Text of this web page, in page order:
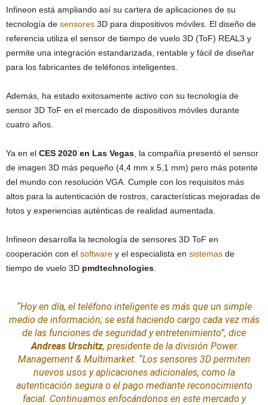
Infineon está ampliando así su cartera de aplicaciones de su
tecnología de sensores 3D para dispositivos móviles. El diseño de
referencia utiliza el sensor de tiempo de vuelo 3D (ToF) REAL3 y
permite una integración estandarizada, rentable y fácil de diseñar
para los fabricantes de teléfonos inteligentes.
Además, ha estado exitosamente activo con su tecnología de
sensor 3D ToF en el mercado de dispositivos móviles durante
cuatro años.
Ya en el CES 2020 en Las Vegas , la compañía presentó el sensor
de imagen 3D más pequeño (4,4 mm x 5,1 mm) pero más potente
del mundo con resolución VGA. Cumple con los requisitos más
altos para la autenticación de rostros, características mejoradas de
fotos y experiencias auténticas de realidad aumentada.
Infineon desarrolla la tecnología de sensores 3D ToF en
cooperación con el software y el especialista en sistemas de
tiempo de vuelo 3D pmdtechnologies
“Hoy en día, el teléfono inteligente es más que un simple
medio de información; se está haciendo cargo cada vez más
de las funciones de seguridad y entretenimiento”, dice
Andreas Urschitz, presidente de la división Power
Management & Multimarket. “Los sensores 3D permiten
nuevos usos y aplicaciones adicionales, como la
autenticación segura o el pago mediante reconocimiento
facial. Continuamos enfocándonos en este mercado y